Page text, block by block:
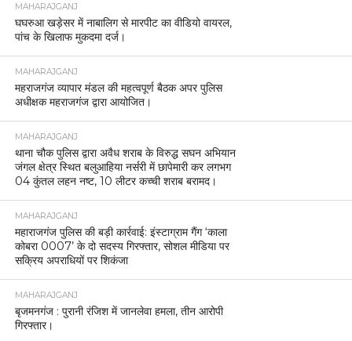
MAHARAJGANJ
घघरुआ खड़ेसर में नाबालिग से मारपीट का वीडियो वायरल,
पांच के खिलाफ मुकदमा दर्ज।
MAHARAJGANJ
महराजगंज व्यापार मंडल की महत्वपूर्ण बैठक अपर पुलिस
अधीक्षक महराजगंज द्वारा आयोजित।
MAHARAJGANJ
थाना चौक पुलिस द्वारा अवैध शराब के विरुद्ध सघन अभियान
जंगल क्षेत्र स्थित बलुआहिया नर्सरी में छापेमारी कर लगभग
04 कुंतल लहन नष्ट, 10 लीटर कच्ची शराब बरामद।
MAHARAJGANJ
महाराजगंज पुलिस की बड़ी कार्रवाई: इंस्टाग्राम गैंग ‘काला
कोबरा 0007’ के दो सदस्य गिरफ्तार, सोशल मीडिया पर
सक्रिय अपराधियों पर शिकंजा
MAHARAJGANJ
बृजमनगंज : पुरानी रंजिश में जानलेवा हमला, तीन आरोपी
गिरफ्तार।